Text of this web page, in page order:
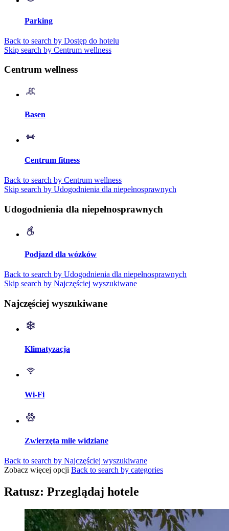
Parking
Back to search by Dostęp do hotelu
Skip search by Centrum wellness
Centrum wellness
Basen
Centrum fitness
Back to search by Centrum wellness
Skip search by Udogodnienia dla niepełnosprawnych
Udogodnienia dla niepełnosprawnych
Podjazd dla wózków
Back to search by Udogodnienia dla niepełnosprawnych
Skip search by Najczęściej wyszukiwane
Najczęściej wyszukiwane
Klimatyzacja
Wi-Fi
Zwierzęta mile widziane
Back to search by Najczęściej wyszukiwane
Zobacz więcej opcji Back to search by categories
Ratusz: Przeglądaj hotele